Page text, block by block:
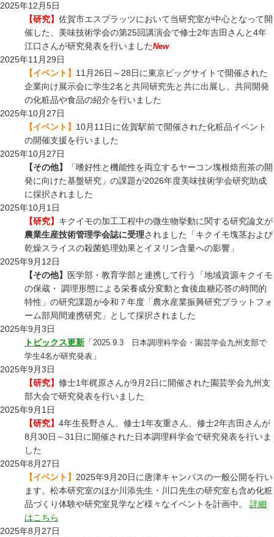
2025年12月5日
【研究】 佐賀市エスプラッツにおいて当研究室が中心となって開
催した、美味技術学会の第25回講演会で修士2年吉田さんと4年
江口さんが研究発表を行いましたNew
2025年11月29日
【イベント】 11月26日～28日に東京ビッグサイトで開催された
企業向け展示会に学生2名と共同研究先と共に出展し、共同開発
の化粧品や食品の紹介を行いました
2025年10月27日
【イベント】 10月11日に佐賀駅前で開催された化粧品イベント
の開催支援を行いました
2025年10月27日
【その他】
「嗜好性と機能性を両立するヤーコン塊根焙煎茶の開
発に向けた基盤研究」の課題が2026年度美味技術学会研究助成
に採択されました
2025年10月1日
【研究】 キクイモの加工工程中の微生物挙動に関する研究論文が
農業生産技術管理学会誌に受理されました「キクイモ塊茎および
乾燥スライスの殺菌処理効果とイヌリン含量への影響」
2025年9月12日
【その他】
医学部・教育学部と連携して行う「地域資源キクイモ
の保蔵・ 調理形態による栄養成分変動と食後血糖応答の時間的
特性」の研究課題が令和７年度「農水産業振興研究プラットフォ
ーム部局間連携研究」として採択されました
2025年9月3日
トピックス更新 「2025.9.3 日本調理科学会・園芸学会九州支部で
学生4名が研究発表 」
2025年9月3日
【研究】 修士1年梶原さんが9月2日に開催された園芸学会九州支
部大会で研究発表を行いました
2025年9月1日
【研究】 4年生長野さん、修士1年友重さん、修士2年吉田さんが
8月30日～31日に開催された日本調理科学会で研究発表を行いま
した
2025年8月27日
【イベント】 2025年9月20日に唐津キャンパスの一般公開を行い
ます。松本研究室のほか川添先生・川口先生の研究室も含め化粧
品づくり体験や研究室見学など様々なイベントを計画中。 詳細
はこちら
2025年8月27日